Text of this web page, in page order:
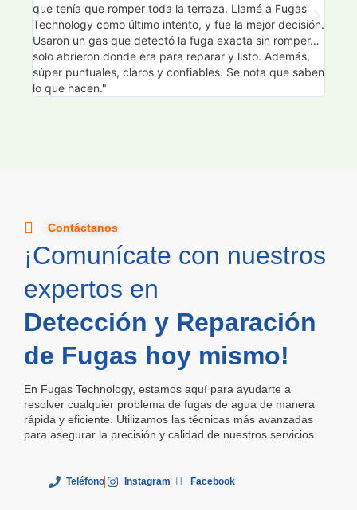
que tenía que romper toda la terraza. Llamé a Fugas
Technology como último intento, y fue la mejor decisión.
Usaron un gas que detectó la fuga exacta sin romper…
solo abrieron donde era para reparar y listo. Además,
súper puntuales, claros y confiables. Se nota que saben
lo que hacen."
Contáctanos
¡Comunícate con nuestros
expertos en
Detección y Reparación
de Fugas hoy mismo!
En Fugas Technology, estamos aquí para ayudarte a
resolver cualquier problema de fugas de agua de manera
rápida y eficiente. Utilizamos las técnicas más avanzadas
para asegurar la precisión y calidad de nuestros servicios.
Teléfono Instagram Facebook